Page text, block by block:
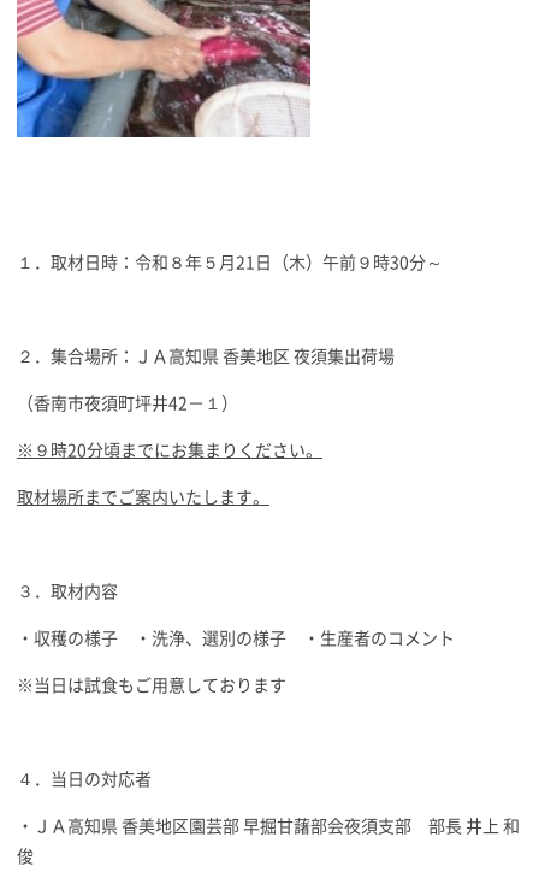
１．取材日時：令和８年５月21日（木）午前９時30分～
２．集合場所：ＪＡ高知県 香美地区 夜須集出荷場
（香南市夜須町坪井42－１）
※９時20分頃までにお集まりください。
取材場所までご案内いたします。
３．取材内容
・収穫の様子 ・洗浄、選別の様子 ・生産者のコメント
※当日は試食もご用意しております
４．当日の対応者
・ＪＡ高知県 香美地区園芸部 早掘甘藷部会夜須支部 部長 井上 和
俊